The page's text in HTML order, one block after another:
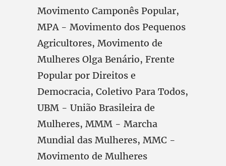
Movimento Camponês Popular,
MPA - Movimento dos Pequenos
Agricultores, Movimento de
Mulheres Olga Benário, Frente
Popular por Direitos e
Democracia, Coletivo Para Todos,
UBM - União Brasileira de
Mulheres, MMM - Marcha
Mundial das Mulheres, MMC -
Movimento de Mulheres